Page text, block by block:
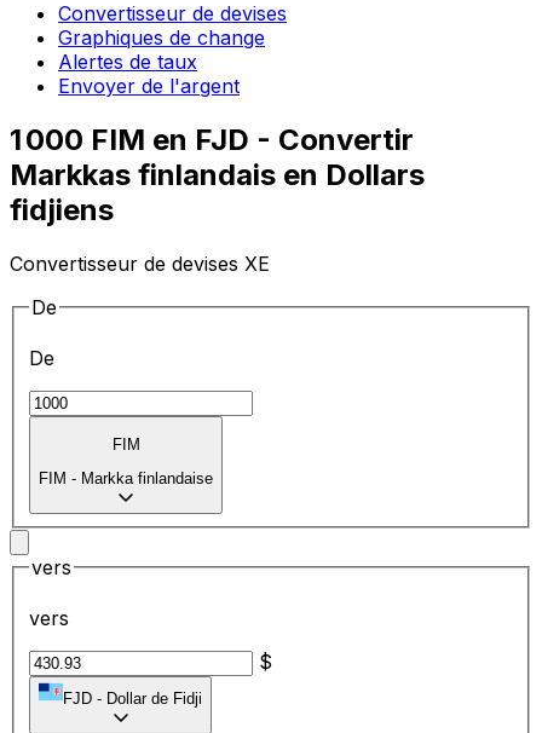
Convertisseur de devises
Graphiques de change
Alertes de taux
Envoyer de l'argent
1 000 FIM en FJD - Convertir
Markkas finlandais en Dollars
fidjiens
Convertisseur de devises XE
De
De
FIM
FIM - Markka finlandaise
vers
vers
$
FJD - Dollar de Fidji